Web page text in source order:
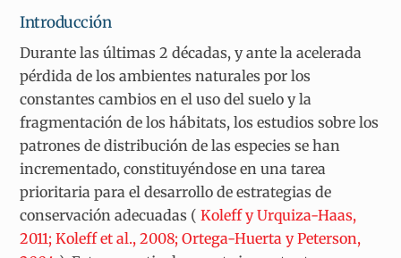
Introducción
Durante las últimas 2 décadas, y ante la acelerada
pérdida de los ambientes naturales por los
constantes cambios en el uso del suelo y la
fragmentación de los hábitats, los estudios sobre los
patrones de distribución de las especies se han
incrementado, constituyéndose en una tarea
prioritaria para el desarrollo de estrategias de
conservación adecuadas (Koleff y Urquiza-Haas,
2011; Koleff et al., 2008; Ortega-Huerta y Peterson,